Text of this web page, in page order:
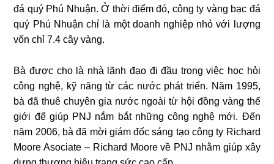
đá quý Phú Nhuận. Ở thời điểm đó, công ty vàng bạc đá
quý Phú Nhuận chỉ là một doanh nghiệp nhỏ với lượng
vốn chỉ 7.4 cây vàng.
Bà được cho là nhà lãnh đạo đi đầu trong việc học hỏi
công nghệ, kỹ năng từ các nước phát triển. Năm 1995,
bà đã thuê chuyên gia nước ngoài từ hội đồng vàng thế
giới để giúp PNJ nắm bắt những công nghệ mới. Đến
năm 2006, bà đã mời giám đốc sáng tạo công ty Richard
Moore Asociate – Richard Moore về PNJ nhằm giúp xây